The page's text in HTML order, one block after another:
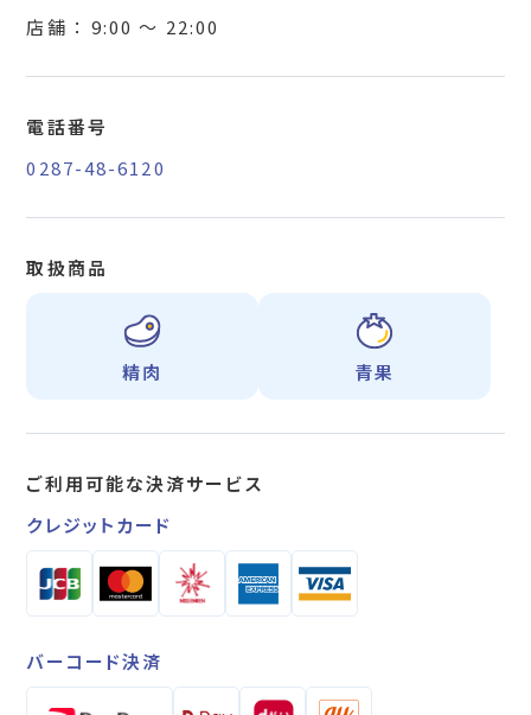
店舗 ： 9:00 〜 22:00
電話番号
0287-48-6120
取扱商品
精肉 青果
ご利用可能な決済サービス
クレジットカード
バーコード決済